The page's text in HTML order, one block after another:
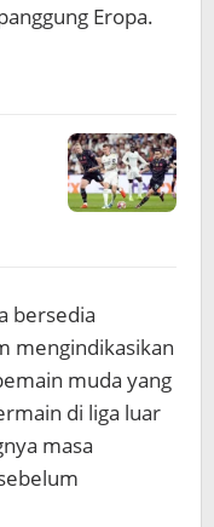
Eropa.
bersedia
mengindikasikan
muda yang
di liga luar
masa